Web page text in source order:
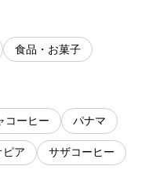
食品・お菓子
コーヒー パナマ
ピア サザコーヒー